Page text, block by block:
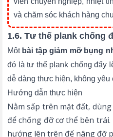
và chăm sóc khách hàng
1.6. Tư thế plank chống
Một bài tập giảm mỡ bụng
đó là tư thế plank chống đẩy
dễ dàng thực hiện, không
Hướng dẫn thực hiện
Nằm sấp trên mặt đất,
để chống đỡ cơ thể bên
hướng lên trên để nâng đỡ